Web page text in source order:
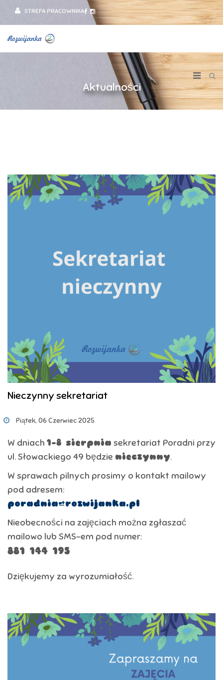
STREFA PRACOWNIKA
Aktualności
Nieczynny sekretariat
Piątek, 06 Czerwiec 2025
W dniach 1–8 sierpnia sekretariat Poradni przy
ul. Słowackiego 49 będzie nieczynny.
W sprawach pilnych prosimy o kontakt mailowy
pod adresem:
poradnia@rozwijanka.pl
Nieobecności na zajęciach można zgłaszać
mailowo lub SMS-em pod numer:
881 144 195
Dziękujemy za wyrozumiałość.